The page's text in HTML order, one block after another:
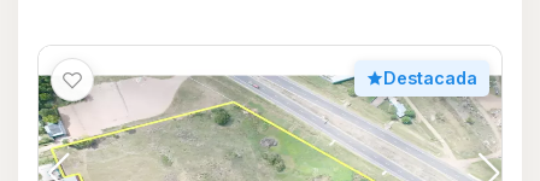
Destacada